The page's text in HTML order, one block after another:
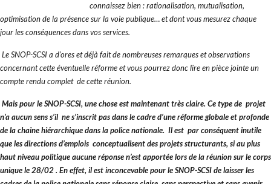
connaissez bien : rationalisation, mutualisation,
optimisation de la présence sur la voie publique… et dont vous mesurez chaque
jour les conséquences dans vos services.
Le SNOP-SCSI a d’ores et déjà fait de nombreuses remarques et observations
concernant cette éventuelle réforme et vous pourrez donc lire en pièce jointe un
compte rendu complet de cette réunion.
Mais pour le SNOP-SCSI, une chose est maintenant très claire. Ce type de projet
n’a aucun sens s’il ne s’inscrit pas dans le cadre d’une réforme globale et profonde
de la chaine hiérarchique dans la police nationale. Il est par conséquent inutile
que les directions d’emplois conceptualisent des projets structurants, si au plus
haut niveau politique aucune réponse n’est apportée lors de la réunion sur le corps
unique le 28/02 . En effet, il est inconcevable pour le SNOP-SCSI de laisser les